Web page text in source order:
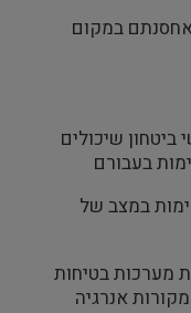
ואחסנתם במקום
ביטחון שיכולים
בעבורם
במצב של
מערכות בטיחות
אנרגיה